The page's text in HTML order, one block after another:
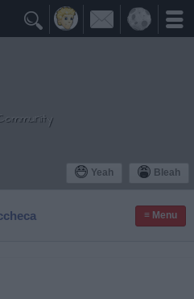

Yeah Bleah
≡ Menu